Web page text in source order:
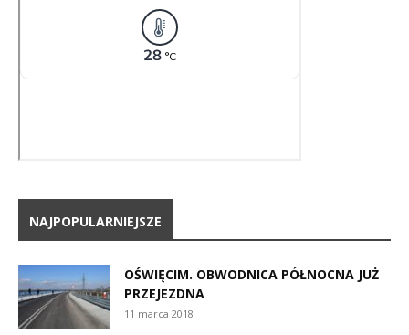
NAJPOPULARNIEJSZE
OŚWIĘCIM. OBWODNICA PÓŁNOCNA JUŻ
PRZEJEZDNA
11 marca 2018